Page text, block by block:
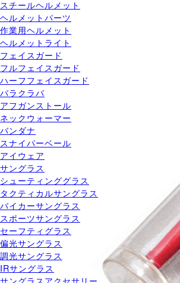
スチールヘルメット
ヘルメットパーツ
作業用ヘルメット
ヘルメットライト
フェイスガード
フルフェイスガード
ハーフフェイスガード
バラクラバ
アフガンストール
ネックウォーマー
バンダナ
スナイパーベール
アイウェア
サングラス
シューティンググラス
タクティカルサングラス
バイカーサングラス
スポーツサングラス
セーフティグラス
偏光サングラス
調光サングラス
IRサングラス
サングラスアクセサリー